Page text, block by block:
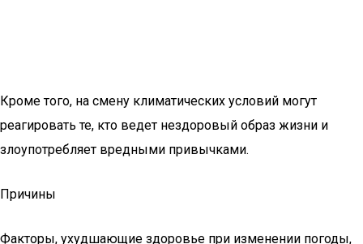
Кроме того, на смену климатических условий могут
реагировать те, кто ведет нездоровый образ жизни и
злоупотребляет вредными привычками.
Причины
Факторы, ухудшающие здоровье при изменении погоды,